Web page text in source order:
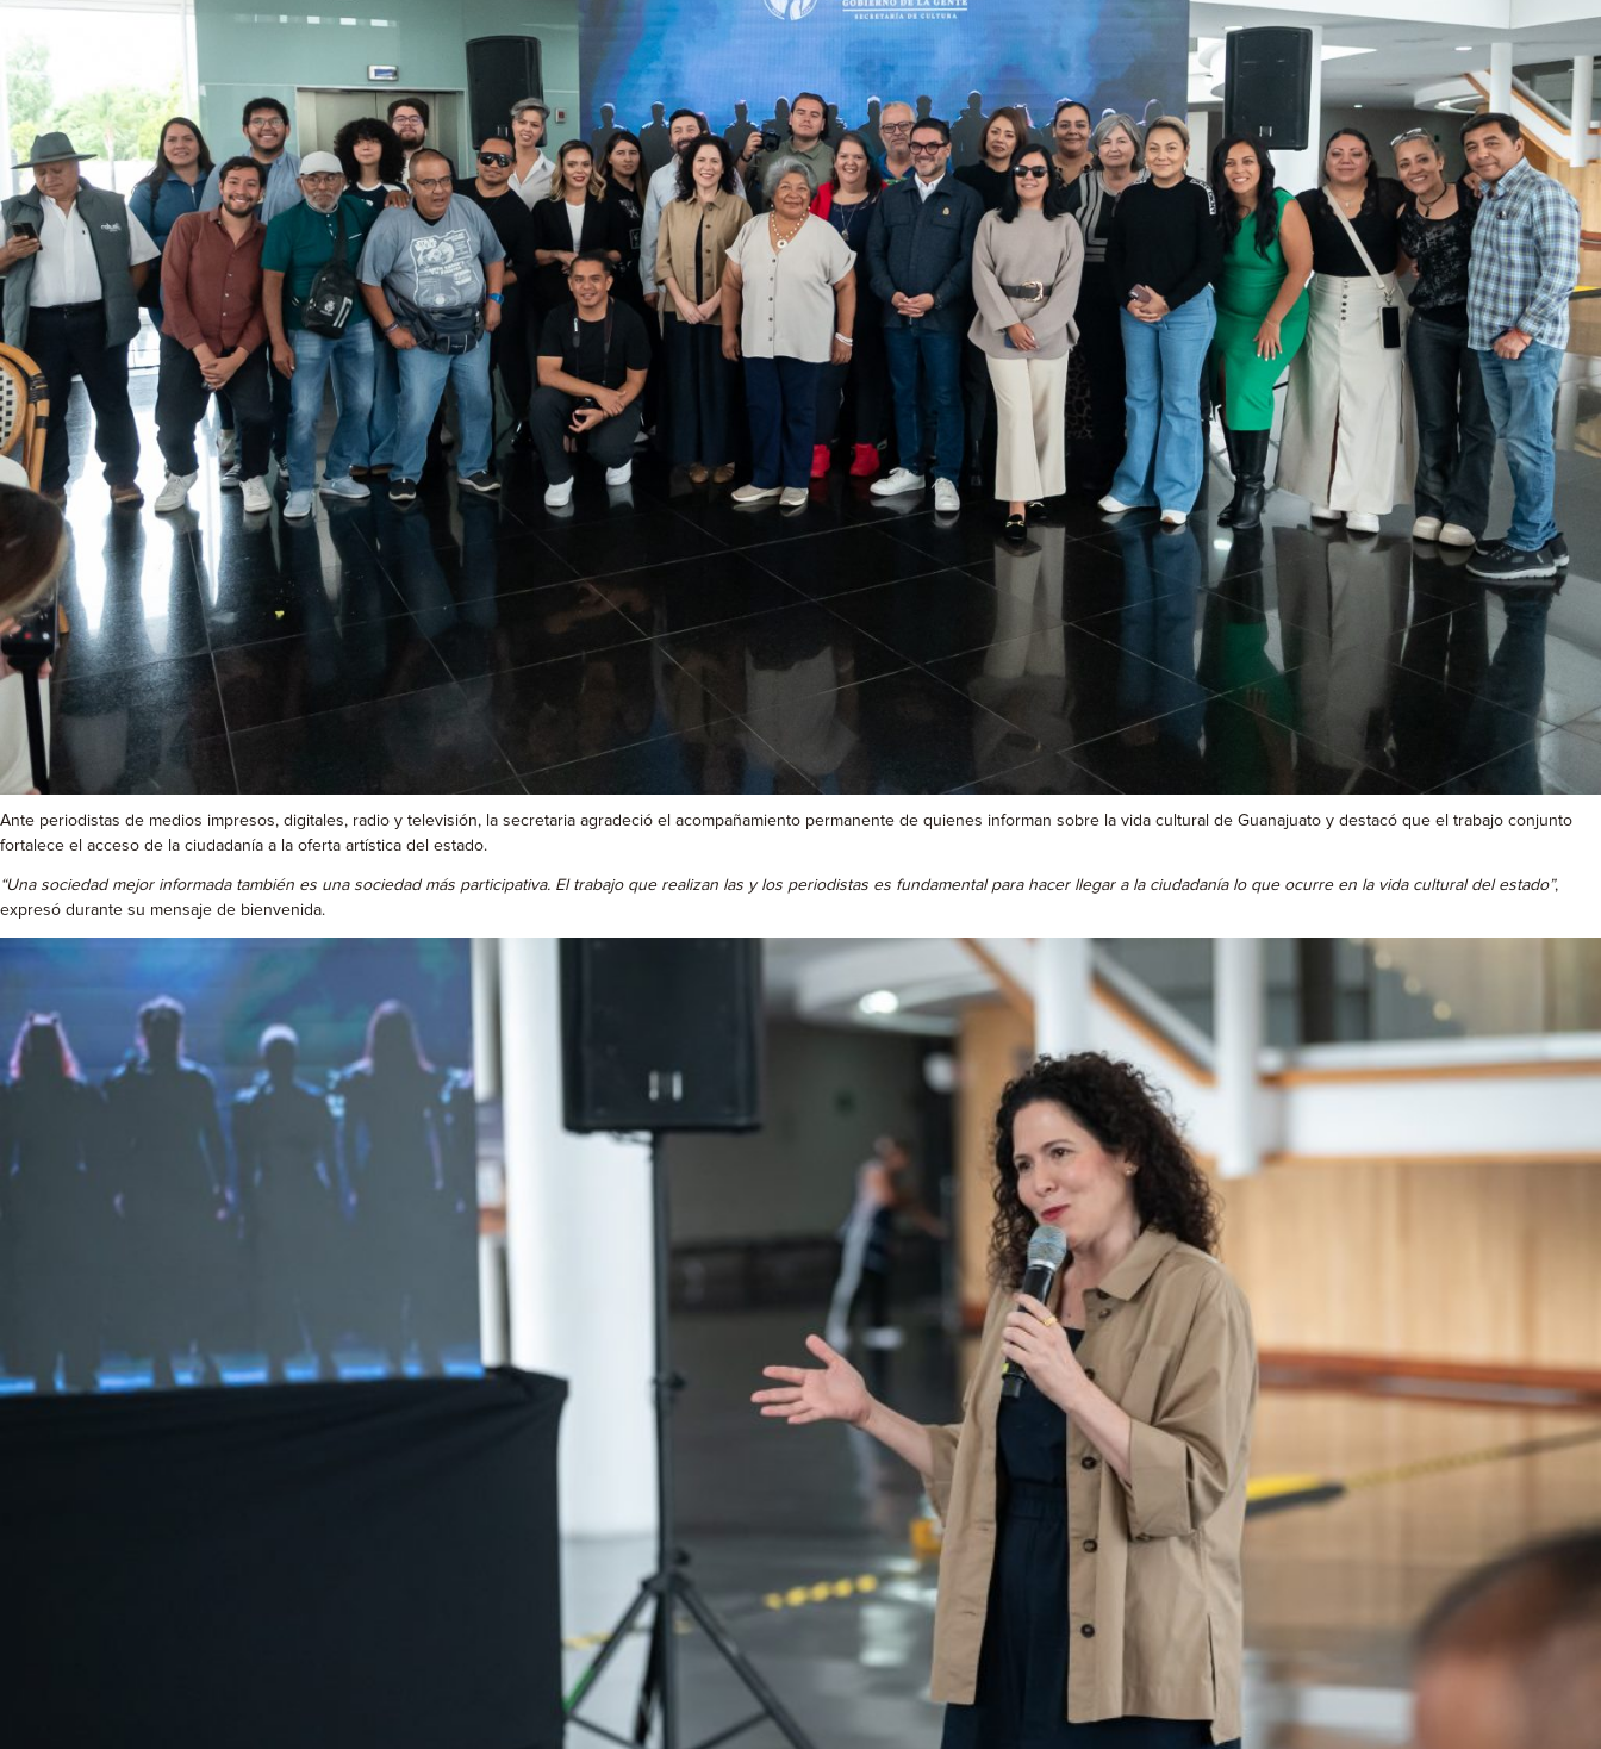
Ante periodistas de medios impresos, digitales, radio y televisión, la secretaria agradeció el acompañamiento permanente de quienes informan sobre la vida cultural de Guanajuato y destacó que el trabajo conjunto
fortalece el acceso de la ciudadanía a la oferta artística del estado.
“Una sociedad mejor informada también es una sociedad más participativa. El trabajo que realizan las y los periodistas es fundamental para hacer llegar a la ciudadanía lo que ocurre en la vida cultural del estado”,
expresó durante su mensaje de bienvenida.